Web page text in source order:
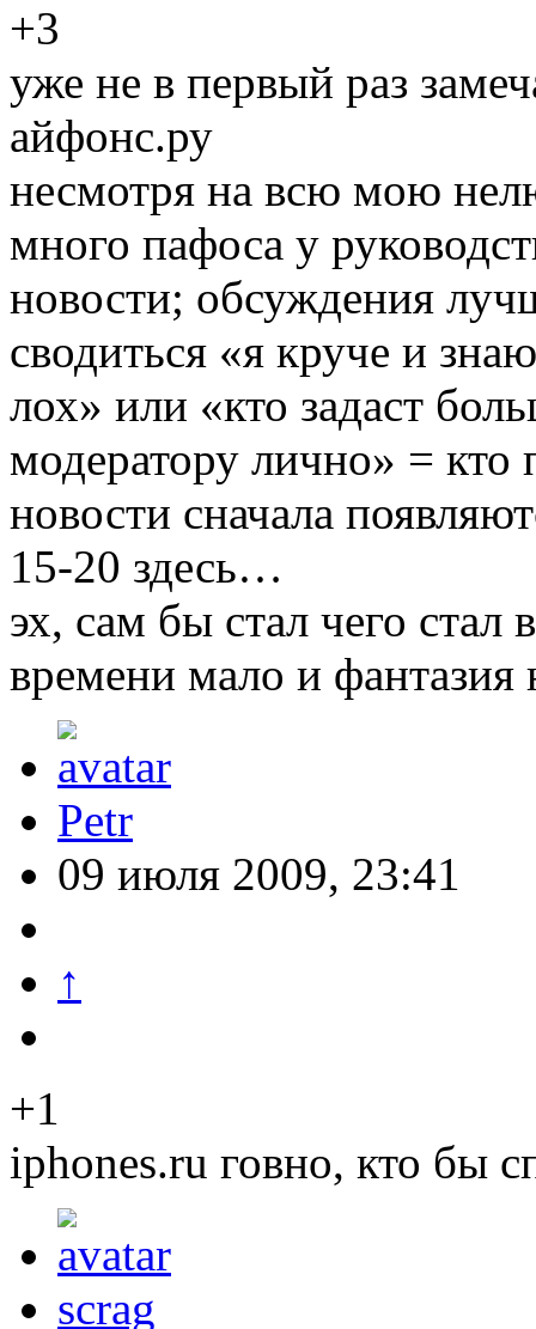
+3
уже не в первый раз
айфонс.ру
несмотря на всю мою
много пафоса у
новости; обсуждения
сводиться «я круче и
лох» или «кто задаст
модератору лично» =
новости сначала
15-20 здесь…
эх, сам бы стал чего
времени мало и фантазия
Petr
09 июля 2009, 23:41
↑
+1
iphones.ru говно, кто бы
scrag